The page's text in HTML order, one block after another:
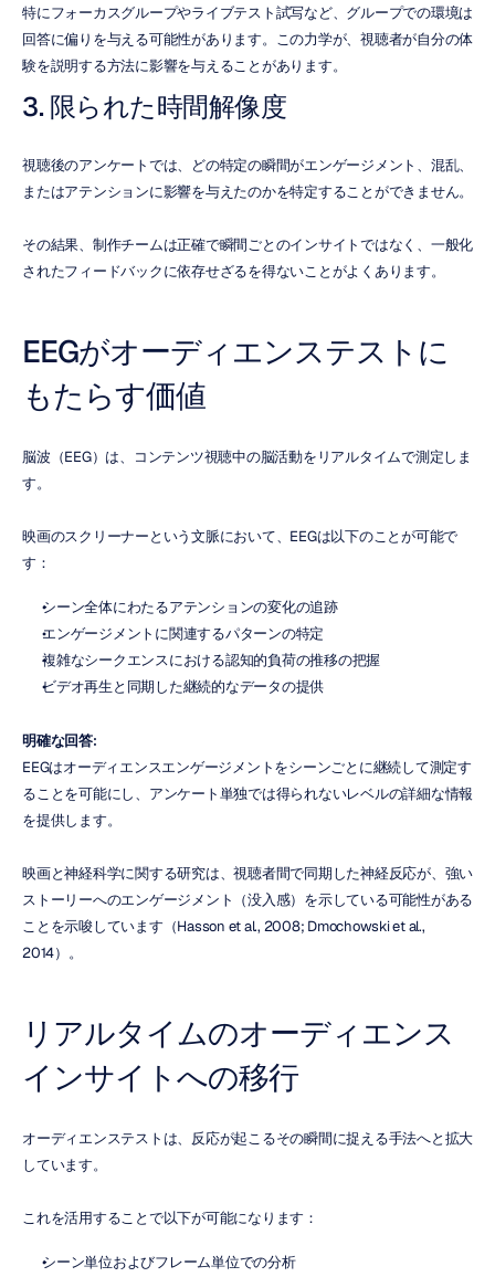
特にフォーカスグループやライブテスト試写など、グループでの環境は
回答に偏りを与える可能性があります。この力学が、視聴者が自分の体
験を説明する方法に影響を与えることがあります。
3. 限られた時間解像度
視聴後のアンケートでは、どの特定の瞬間がエンゲージメント、混乱、
またはアテンションに影響を与えたのかを特定することができません。
その結果、制作チームは正確で瞬間ごとのインサイトではなく、一般化
されたフィードバックに依存せざるを得ないことがよくあります。
EEGがオーディエンステストに
もたらす価値
脳波（EEG）は、コンテンツ視聴中の脳活動をリアルタイムで測定しま
す。
映画のスクリーナーという文脈において、EEGは以下のことが可能で
す：
シーン全体にわたるアテンションの変化の追跡
エンゲージメントに関連するパターンの特定
複雑なシークエンスにおける認知的負荷の推移の把握
ビデオ再生と同期した継続的なデータの提供
明確な回答:
EEGはオーディエンスエンゲージメントをシーンごとに継続して測定す
ることを可能にし、アンケート単独では得られないレベルの詳細な情報
を提供します。
映画と神経科学に関する研究は、視聴者間で同期した神経反応が、強い
ストーリーへのエンゲージメント（没入感）を示している可能性がある
ことを示唆しています（Hasson et al., 2008; Dmochowski et al.,
2014）。
リアルタイムのオーディエンス
インサイトへの移行
オーディエンステストは、反応が起こるその瞬間に捉える手法へと拡大
しています。
これを活用することで以下が可能になります：
シーン単位およびフレーム単位での分析